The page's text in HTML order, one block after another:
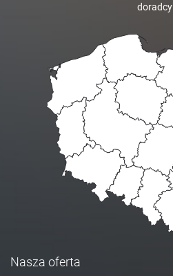
doradcy
Nasza oferta